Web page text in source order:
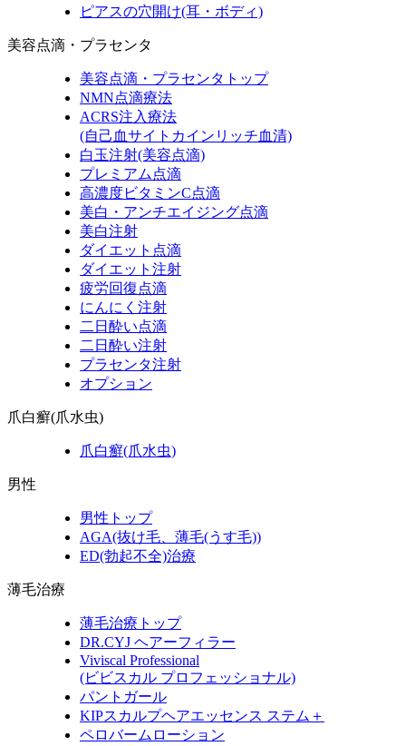
ピアスの穴開け(耳・ボディ)
美容点滴・プラセンタ
美容点滴・プラセンタトップ
NMN点滴療法
ACRS注入療法
(自己血サイトカインリッチ血清)
白玉注射(美容点滴)
プレミアム点滴
高濃度ビタミンC点滴
美白・アンチエイジング点滴
美白注射
ダイエット点滴
ダイエット注射
疲労回復点滴
にんにく注射
二日酔い点滴
二日酔い注射
プラセンタ注射
オプション
爪白癬(爪水虫)
爪白癬(爪水虫)
男性
男性トップ
AGA(抜け毛、薄毛(うす毛))
ED(勃起不全)治療
薄毛治療
薄毛治療トップ
DR.CYJ ヘアーフィラー
Viviscal Professional
(ビビスカル プロフェッショナル)
パントガール
KIPスカルプヘアエッセンス ステム＋
ペロバームローション